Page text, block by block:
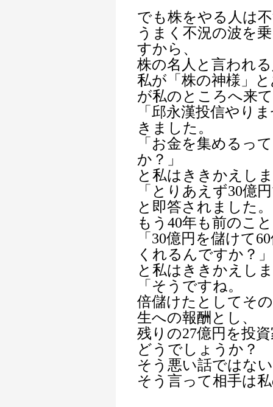
でも株をやる人は
うまく不況の波を
すから、
株の名人と言われ
私が「株の神様」
が私のところへ来
「邱永漢投信やり
きました。
「お金を集めるっ
か？」
と私はききかえし
「とりあえず30億
と即答されました。
もう40年も前のこ
「30億円を儲けて
くれるんですか？」
と私はききかえし
「そうですね。
倍儲けたとしてそ
生への報酬とし、
残りの27億円を投
どうでしょうか？
そう悪い話ではな
そう言って相手は